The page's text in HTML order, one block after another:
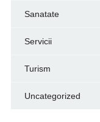
Sanatate
Servicii
Turism
Uncategorized